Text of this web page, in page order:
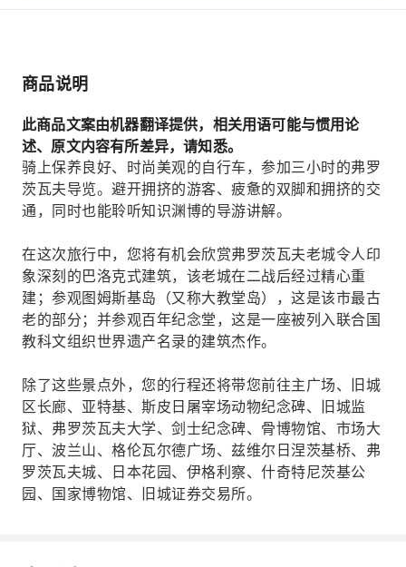
避开交通拥堵，选择环保移动方式。
商品说明
此商品文案由机器翻译提供，相关用语可能与惯用论
述、原文内容有所差异，请知悉。
骑上保养良好、时尚美观的自行车，参加三小时的弗罗
茨瓦夫导览。避开拥挤的游客、疲惫的双脚和拥挤的交
通，同时也能聆听知识渊博的导游讲解。
在这次旅行中，您将有机会欣赏弗罗茨瓦夫老城令人印
象深刻的巴洛克式建筑，该老城在二战后经过精心重
建；参观图姆斯基岛（又称大教堂岛），这是该市最古
老的部分；并参观百年纪念堂，这是一座被列入联合国
教科文组织世界遗产名录的建筑杰作。
除了这些景点外，您的行程还将带您前往主广场、旧城
区长廊、亚特基、斯皮日屠宰场动物纪念碑、旧城监
狱、弗罗茨瓦夫大学、剑士纪念碑、骨博物馆、市场大
厅、波兰山、格伦瓦尔德广场、兹维尔日涅茨基桥、弗
罗茨瓦夫城、日本花园、伊格利察、什奇特尼茨基公
园、国家博物馆、旧城证券交易所。